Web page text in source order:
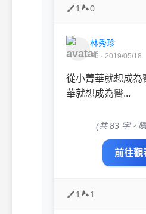
1 0
林秀珍
B6 · 2019/05/18
從小菁華就想成為
華就想成為醫...
(共 83 字，隱
前往觀
1 1